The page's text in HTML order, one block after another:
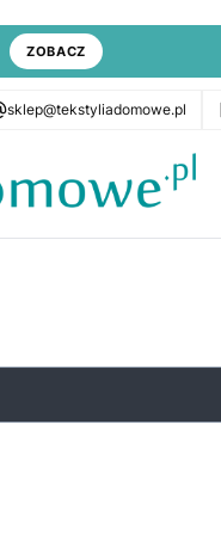
ZOBACZ
sklep@tekstyliadomowe.pl